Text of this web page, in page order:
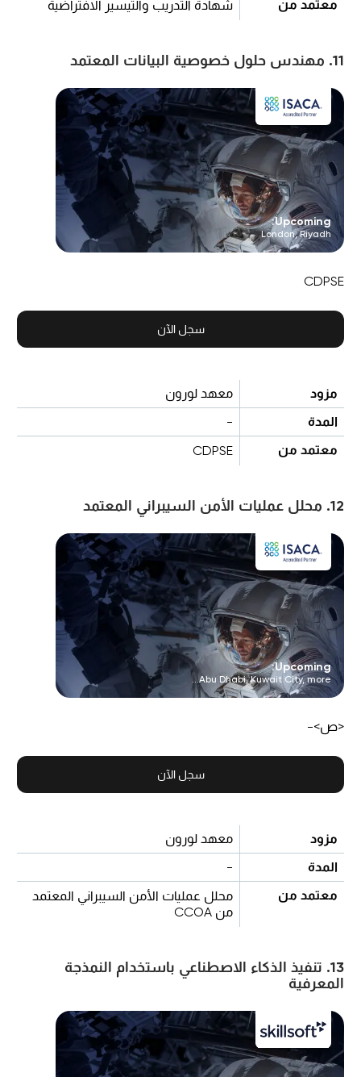
معتمد من
شهادة التدريب والتيسير الافتراضية
11. مهندس حلول خصوصية البيانات المعتمد
Upcoming:
London, Riyadh
CDPSE
سجل الآن
مزود
معهد لورون
المدة
-
معتمد من
CDPSE
12. محلل عمليات الأمن السيبراني المعتمد
Upcoming:
Abu Dhabi, Kuwait City, more...
<ص>-
سجل الآن
مزود
معهد لورون
المدة
-
معتمد من
محلل عمليات الأمن السيبراني المعتمد
من CCOA
13. تنفيذ الذكاء الاصطناعي باستخدام النمذجة
المعرفية